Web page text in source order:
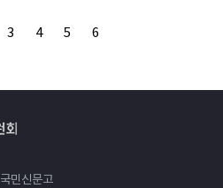
3 4 5 6
국민신문고